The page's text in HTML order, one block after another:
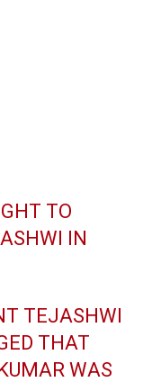
TO
IN
TEJASHWI
THAT
WAS